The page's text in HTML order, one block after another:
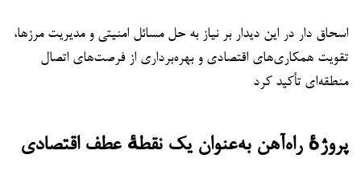
اسحاق دار در این دیدار بر نیاز به حل مسائل امنیتی و مدیریت مرزها،
تقویت همکاری‌های اقتصادی و بهره‌برداری از فرصت‌های اتصال
منطقه‌ای تأکید کرد
پروژهٔ راه‌آهن به‌عنوان یک نقطهٔ عطف اقتصادی